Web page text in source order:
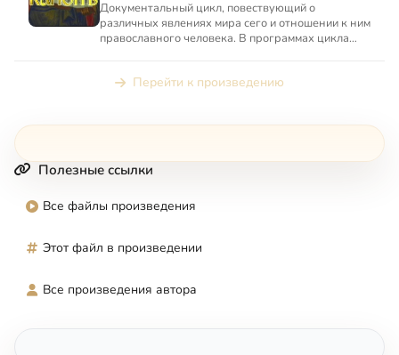
Документальный цикл, повествующий о
различных явлениях мира сего и отношении к ним
православного человека. В программах цикла
Перейти к произведению
Полезные ссылки
Все файлы произведения
Этот файл в произведении
Все произведения автора